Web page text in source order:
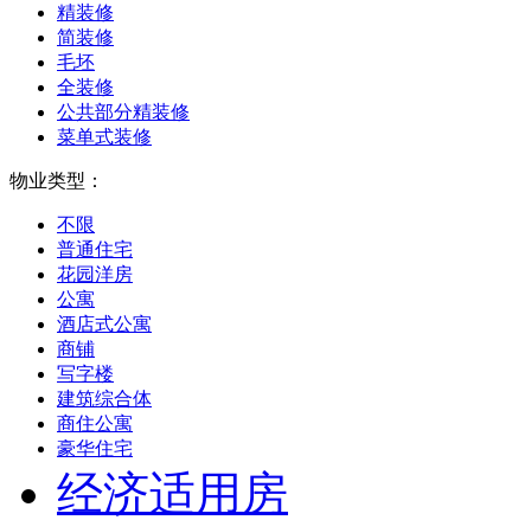
精装修
简装修
毛坯
全装修
公共部分精装修
菜单式装修
物业类型：
不限
普通住宅
花园洋房
公寓
酒店式公寓
商铺
写字楼
建筑综合体
商住公寓
豪华住宅
经济适用房